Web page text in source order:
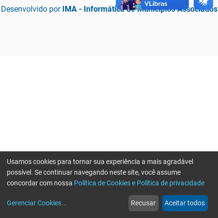
Desenvolvido por IMA - Informática de Municípios Associados
web
Notícias
more_horiz
Mais
Usamos cookies para tornar sua experiência a mais agradável
possível. Se continuar navegando neste site, você assume
concordar com nossa Política de Cookies e Política de privacidade
Gerenciar Cookies... Recusar Aceitar todos
Erro ao enviar informações, por favor tente novamente